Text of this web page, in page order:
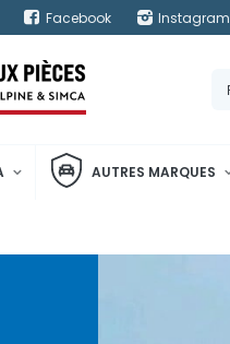
Facebook Instagram
AUTRES MARQUES